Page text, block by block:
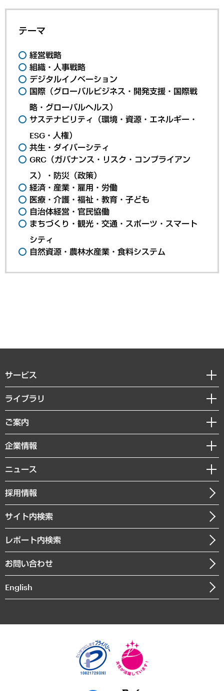
テーマ
経営戦略
組織・人事戦略
デジタルイノベーション
国際（グローバルビジネス・開発支援・国際戦
略・グローバルヘルス）
サステナビリティ（環境・資源・エネルギー・
ESG・人権）
共生・ダイバーシティ
GRC（ガバナンス・リスク・コンプライアン
ス）・防災（政策）
経済・産業・雇用・労働
医療・介護・福祉・教育・子ども
自治体経営・官民協働
まちづくり・観光・交通・スポーツ・スマート
シティ
自然資源・農林水産業・食料システム
サービス
経営戦略
組織・人事戦略
デジタルイノベーション
共生・ダイバーシティ
GRC（ガバナンス・リスク・コンプライアンス）・防災（政策）
経済・産業・雇用・労働
まちづくり・観光・交通・スポーツ・スマートシティ
自然資源・農林水産業・食料システム
ライブラリ
経済調査
レポート
コラム
経営用語集
受託・受注実績（官公庁関連）
メディア掲載・出演
ご案内
セミナー・イベント情報
MUFGビジネスセミナー
受託案件情報
企業情報
私たちの想い
社長メッセージ
会社概要
沿革
組織図・本部部室紹介
インドネシア現地法人
個人情報保護方針
ニュース
ニュースリリース
お知らせ
採用情報
サイト内検索
レポート内検索
お問い合わせ
English